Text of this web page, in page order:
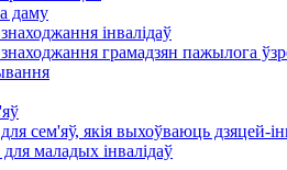
даму
інвалідаў
грамадзян пажылога
сем'яў, якія выхоўваюць дзяцей-
маладых інвалідаў